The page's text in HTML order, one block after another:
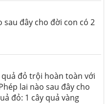
đây cho đời con có 2
quả đỏ trội hoàn toàn với
lai nào sau đây cho
đỏ: 1 cây quả vàng